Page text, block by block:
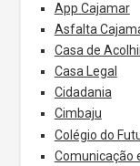
App Cajamar
Asfalta
Casa de
Casa Legal
Cidadania
Cimbaju
Colégio do
Comunicação